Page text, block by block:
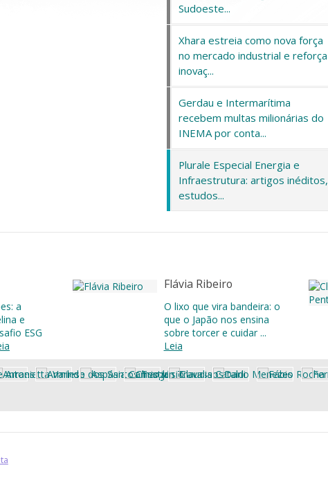
Sudoeste...
Xhara estreia como nova força
no mercado industrial e reforça
inovaç...
Gerdau e Intermarítima
recebem multas milionárias do
INEMA por conta...
Plurale Especial Energia e
Infraestrutura: artigos inéditos,
estudos...
a
e
ESG
Flávia Ribeiro
O lixo que vira bandeira: o
que o Japão nos ensina
sobre torcer e cuidar ...
Leia